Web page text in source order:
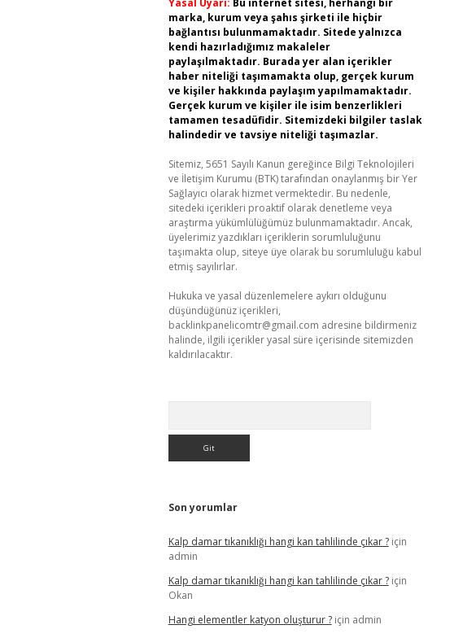
Yasal Uyarı: Bu internet sitesi, herhangi bir
marka, kurum veya şahıs şirketi ile hiçbir
bağlantısı bulunmamaktadır. Sitede yalnızca
kendi hazırladığımız makaleler
paylaşılmaktadır. Burada yer alan içerikler
haber niteliği taşımamakta olup, gerçek kurum
ve kişiler hakkında paylaşım yapılmamaktadır.
Gerçek kurum ve kişiler ile isim benzerlikleri
tamamen tesadüfidir. Sitemizdeki bilgiler taslak
halindedir ve tavsiye niteliği taşımazlar.
Sitemiz, 5651 Sayılı Kanun gereğince Bilgi Teknolojileri
ve İletişim Kurumu (BTK) tarafından onaylanmış bir Yer
Sağlayıcı olarak hizmet vermektedir. Bu nedenle,
sitedeki içerikleri proaktif olarak denetleme veya
araştırma yükümlülüğümüz bulunmamaktadır. Ancak,
üyelerimiz yazdıkları içeriklerin sorumluluğunu
taşımakta olup, siteye üye olarak bu sorumluluğu kabul
etmiş sayılırlar.
Hukuka ve yasal düzenlemelere aykırı olduğunu
düşündüğünüz içerikleri,
backlinkpanelicomtr@gmail.com adresine bildirmeniz
halinde, ilgili içerikler yasal süre içerisinde sitemizden
kaldırılacaktır.
Son yorumlar
Kalp damar tıkanıklığı hangi kan tahlilinde çıkar ?için
admin
Kalp damar tıkanıklığı hangi kan tahlilinde çıkar ?için
Okan
Hangi elementler katyon oluşturur ?için admin